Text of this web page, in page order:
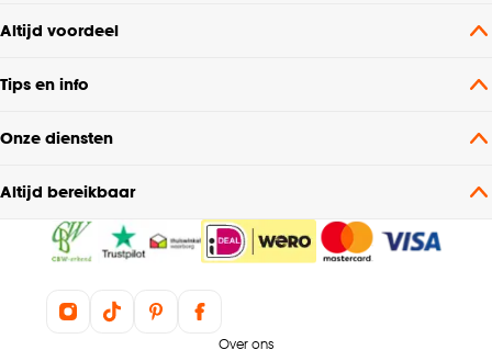
Altijd voordeel
Tips en info
Onze diensten
Altijd bereikbaar
Over ons